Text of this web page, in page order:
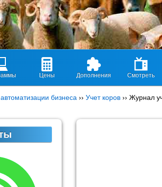
Цены Дополнения Смотреть
бизнеса ›› Учет коров ›› Журнал